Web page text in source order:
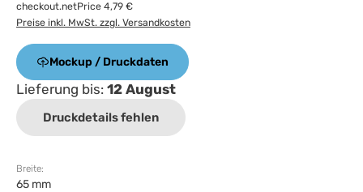
checkout.netPrice 4,79 €
Preise inkl. MwSt. zzgl. Versandkosten
Mockup / Druckdaten
Lieferung bis: 12 August
Druckdetails fehlen
Breite:
65 mm